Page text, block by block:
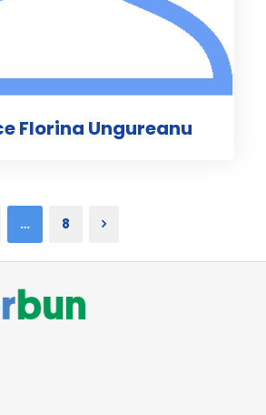
Florina Ungureanu
… 8